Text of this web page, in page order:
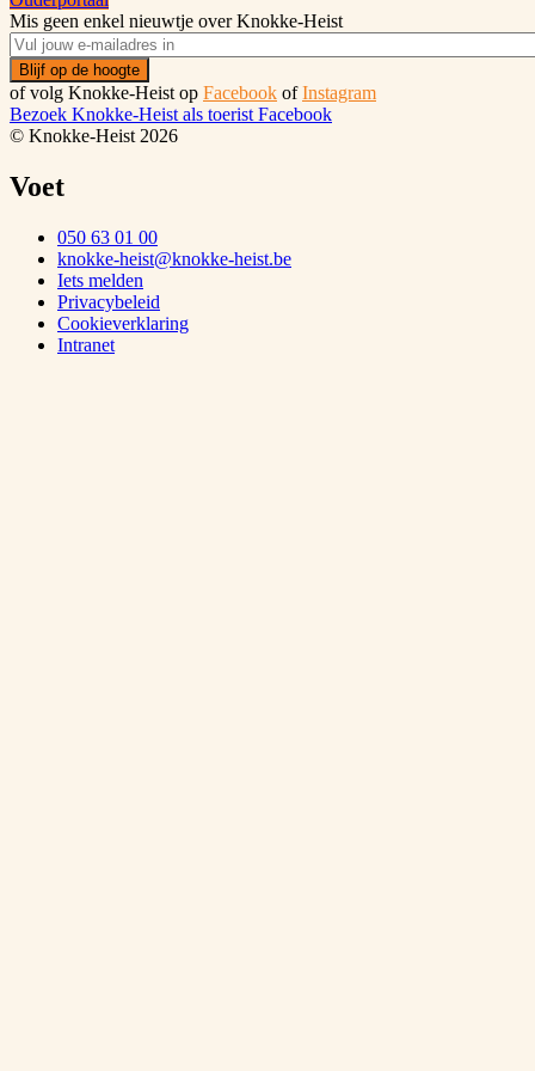
Mis geen enkel nieuwtje over Knokke-Heist
of volg Knokke-Heist op Facebook ofInstagram
Bezoek Knokke-Heist als toerist Facebook
© Knokke-Heist 2026
Voet
050 63 01 00
knokke-heist@knokke-heist.be
Iets melden
Privacybeleid
Cookieverklaring
Intranet